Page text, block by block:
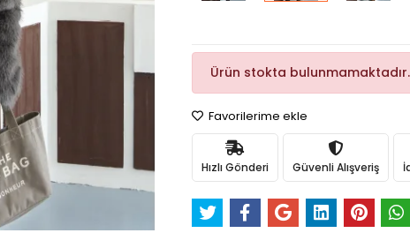
Ürün stokta bulunmamaktadır.
Favorilerime ekle
Hızlı Gönderi Güvenli Alışveriş